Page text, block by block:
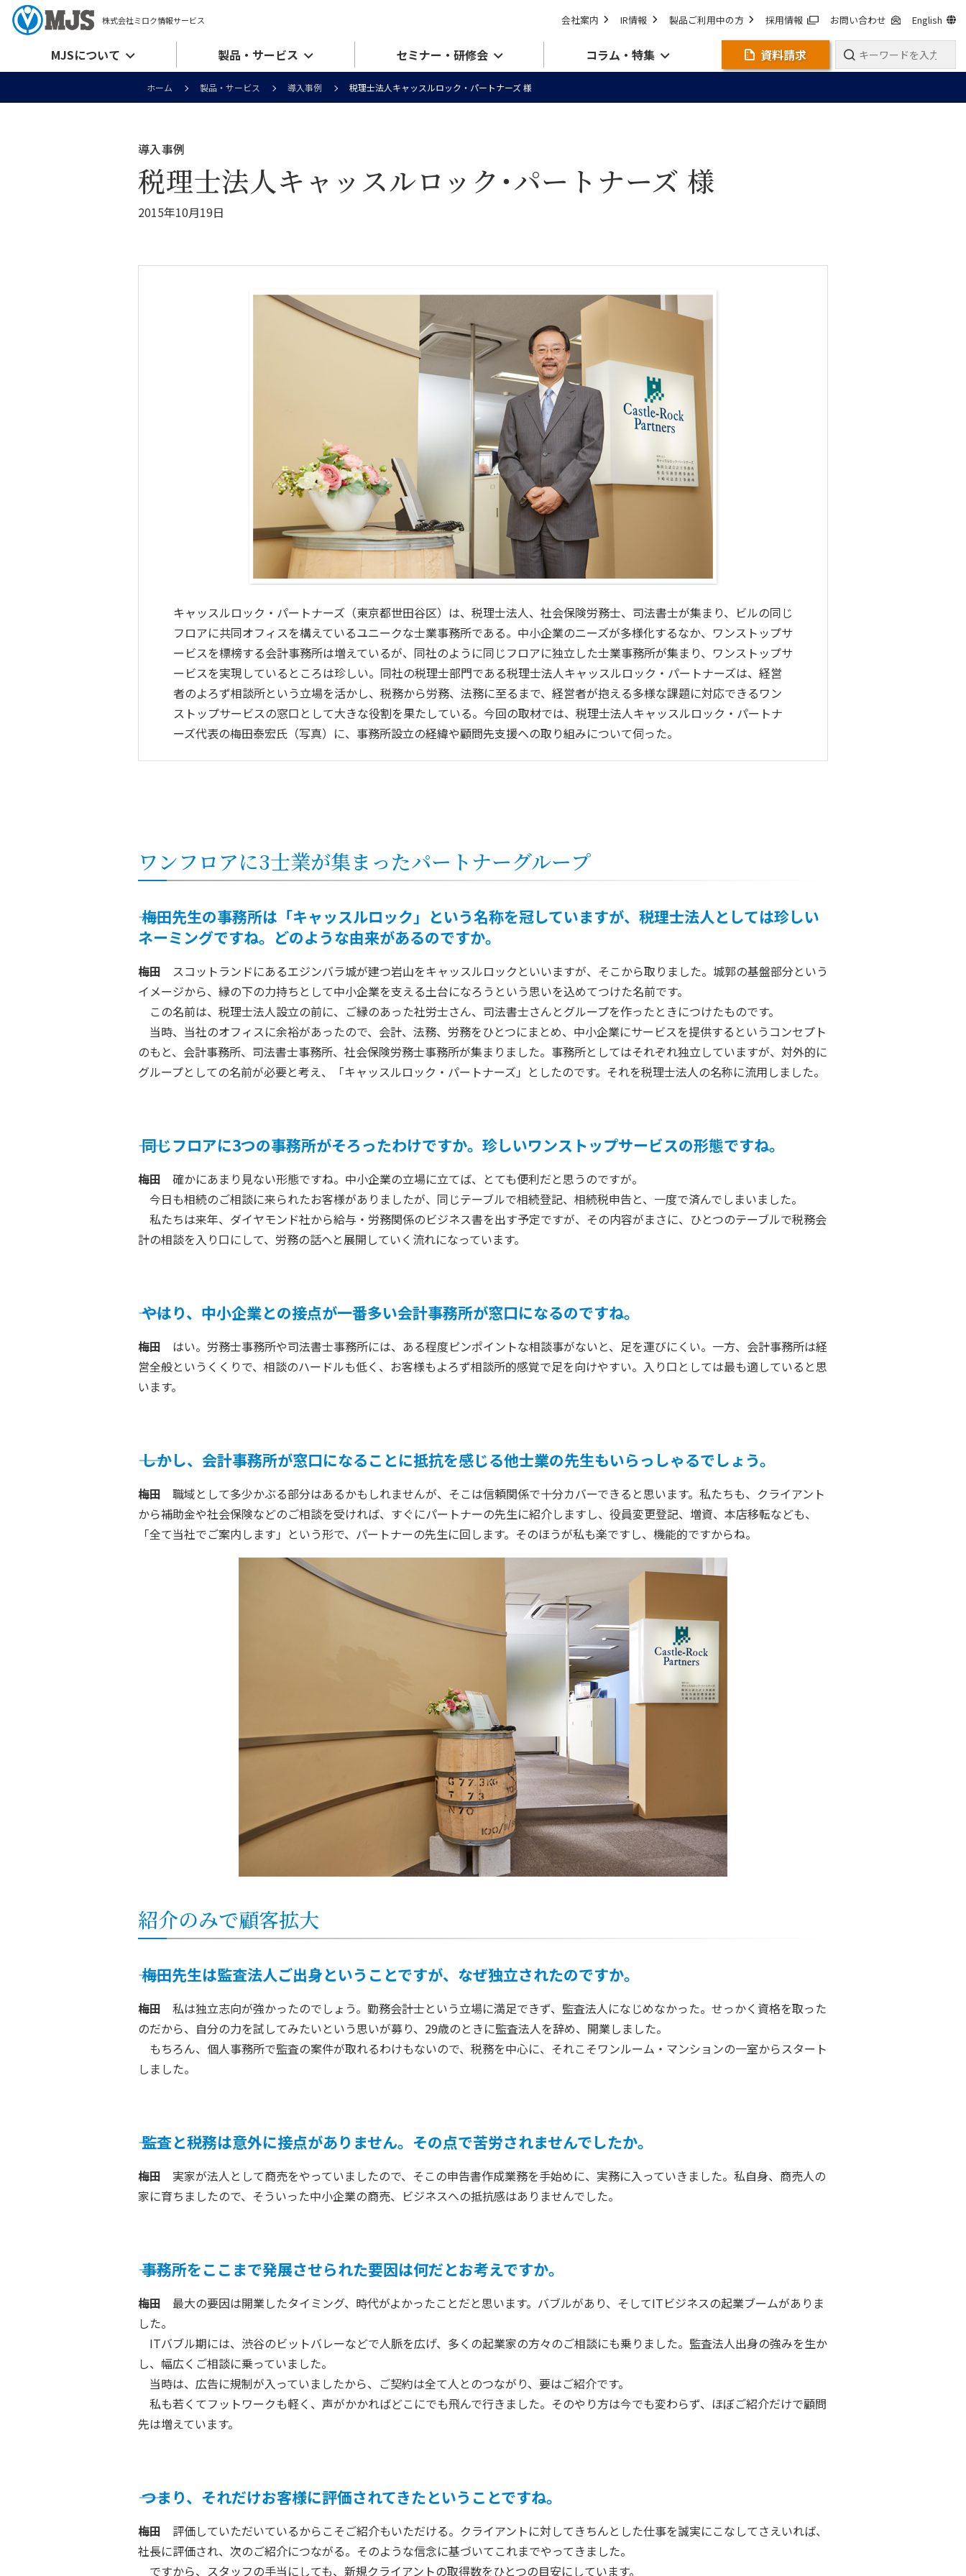
株式会社ミロク情報サービス 会社案内 IR情報 製品ご利用中の方 採用情報 お問い合わせ English
MJSについて 製品・サービス セミナー・研修会 コラム・特集 資料請求
ホーム 製品・サービス 導入事例 税理士法人キャッスルロック・パートナーズ 様
導入事例
税理士法人キャッスルロック･パートナーズ 様
2015年10月19日
キャッスルロック・パートナーズ（東京都世田谷区）は、税理士法人、社会保険労務士、司法書士が集まり、ビルの同じ
フロアに共同オフィスを構えているユニークな士業事務所である。中小企業のニーズが多様化するなか、ワンストップサ
ービスを標榜する会計事務所は増えているが、同社のように同じフロアに独立した士業事務所が集まり、ワンストップサ
ービスを実現しているところは珍しい。同社の税理士部門である税理士法人キャッスルロック・パートナーズは、経営
者のよろず相談所という立場を活かし、税務から労務、法務に至るまで、経営者が抱える多様な課題に対応できるワン
ストップサービスの窓口として大きな役割を果たしている。今回の取材では、税理士法人キャッスルロック・パートナ
ーズ代表の梅田泰宏氏（写真）に、事務所設立の経緯や顧問先支援への取り組みについて伺った。
ワンフロアに3士業が集まったパートナーグループ
――梅田先生の事務所は「キャッスルロック」という名称を冠していますが、税理士法人としては珍しい
ネーミングですね。どのような由来があるのですか。
梅田 スコットランドにあるエジンバラ城が建つ岩山をキャッスルロックといいますが、そこから取りました。城郭の基盤部分という
イメージから、縁の下の力持ちとして中小企業を支える土台になろうという思いを込めてつけた名前です。
この名前は、税理士法人設立の前に、ご縁のあった社労士さん、司法書士さんとグループを作ったときにつけたものです。
当時、当社のオフィスに余裕があったので、会計、法務、労務をひとつにまとめ、中小企業にサービスを提供するというコンセプト
のもと、会計事務所、司法書士事務所、社会保険労務士事務所が集まりました。事務所としてはそれぞれ独立していますが、対外的に
グループとしての名前が必要と考え、「キャッスルロック・パートナーズ」としたのです。それを税理士法人の名称に流用しました。
――同じフロアに3つの事務所がそろったわけですか。珍しいワンストップサービスの形態ですね。
梅田 確かにあまり見ない形態ですね。中小企業の立場に立てば、とても便利だと思うのですが。
今日も相続のご相談に来られたお客様がありましたが、同じテーブルで相続登記、相続税申告と、一度で済んでしまいました。
私たちは来年、ダイヤモンド社から給与・労務関係のビジネス書を出す予定ですが、その内容がまさに、ひとつのテーブルで税務会
計の相談を入り口にして、労務の話へと展開していく流れになっています。
――やはり、中小企業との接点が一番多い会計事務所が窓口になるのですね。
梅田 はい。労務士事務所や司法書士事務所には、ある程度ピンポイントな相談事がないと、足を運びにくい。一方、会計事務所は経
営全般というくくりで、相談のハードルも低く、お客様もよろず相談所的感覚で足を向けやすい。入り口としては最も適していると思
います。
――しかし、会計事務所が窓口になることに抵抗を感じる他士業の先生もいらっしゃるでしょう。
梅田 職域として多少かぶる部分はあるかもしれませんが、そこは信頼関係で十分カバーできると思います。私たちも、クライアント
から補助金や社会保険などのご相談を受ければ、すぐにパートナーの先生に紹介しますし、役員変更登記、増資、本店移転なども、
「全て当社でご案内します」という形で、パートナーの先生に回します。そのほうが私も楽ですし、機能的ですからね。
紹介のみで顧客拡大
――梅田先生は監査法人ご出身ということですが、なぜ独立されたのですか。
梅田 私は独立志向が強かったのでしょう。勤務会計士という立場に満足できず、監査法人になじめなかった。せっかく資格を取った
のだから、自分の力を試してみたいという思いが募り、29歳のときに監査法人を辞め、開業しました。
もちろん、個人事務所で監査の案件が取れるわけもないので、税務を中心に、それこそワンルーム・マンションの一室からスタート
しました。
――監査と税務は意外に接点がありません。その点で苦労されませんでしたか。
梅田 実家が法人として商売をやっていましたので、そこの申告書作成業務を手始めに、実務に入っていきました。私自身、商売人の
家に育ちましたので、そういった中小企業の商売、ビジネスへの抵抗感はありませんでした。
――事務所をここまで発展させられた要因は何だとお考えですか。
梅田 最大の要因は開業したタイミング、時代がよかったことだと思います。バブルがあり、そしてITビジネスの起業ブームがありま
した。
ITバブル期には、渋谷のビットバレーなどで人脈を広げ、多くの起業家の方々のご相談にも乗りました。監査法人出身の強みを生か
し、幅広くご相談に乗っていました。
当時は、広告に規制が入っていましたから、ご契約は全て人とのつながり、要はご紹介です。
私も若くてフットワークも軽く、声がかかればどこにでも飛んで行きました。そのやり方は今でも変わらず、ほぼご紹介だけで顧問
先は増えています。
――つまり、それだけお客様に評価されてきたということですね。
梅田 評価していただいているからこそご紹介もいただける。クライアントに対してきちんとした仕事を誠実にこなしてさえいれば、
社長に評価され、次のご紹介につながる。そのような信念に基づいてこれまでやってきました。
ですから、スタッフの手当にしても、新規クライアントの取得数をひとつの目安にしています。